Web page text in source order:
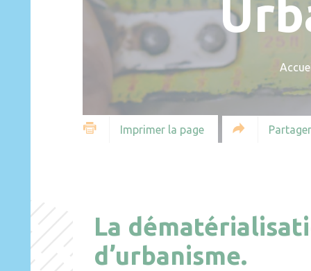
Imprimer la page
La
d’urbanisme.